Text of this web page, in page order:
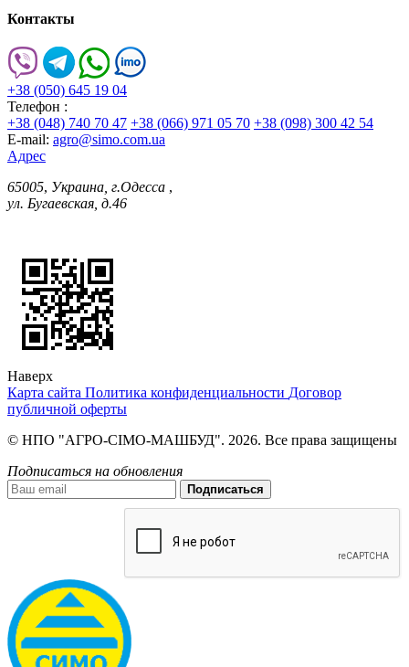
Контакты
+38 (050) 645 19 04
Телефон :
+38 (048) 740 70 47 +38 (066) 971 05 70 +38 (098) 300 42 54
E-mail: agro@simo.com.ua
Адрес
65005, Украина, г.Одесса ,
ул. Бугаевская, д.46
Наверх
Карта сайта Политика конфиденциальности Договор
публичной оферты
© НПО "АГРО-СІМО-МАШБУД". 2026. Все права защищены
Подписаться на обновления
Подписаться